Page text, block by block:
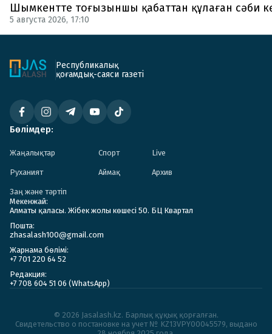
Шымкентте тоғызыншы қабаттан құлаған сәби
5 августа 2026, 17:10
Республикалық
қоғамдық-саяси газеті
Бөлімдер:
Жаңалықтар Спорт Live
Руханият Аймақ Архив
Заң және тәртіп
Мекенжай:
Алматы қаласы. Жібек жолы көшесі 50. БЦ Квартал
Пошта:
zhasalash100@gmail.com
Жарнама бөлімі:
+7 701 220 64 52
Редакция:
+7 708 604 51 06 (WhatsApp)
© 2026 Jasalash.kz. Барлық құқық қорғалған.
Cвидетельство о постановке на учет № KZ13VPY00045579, выдано